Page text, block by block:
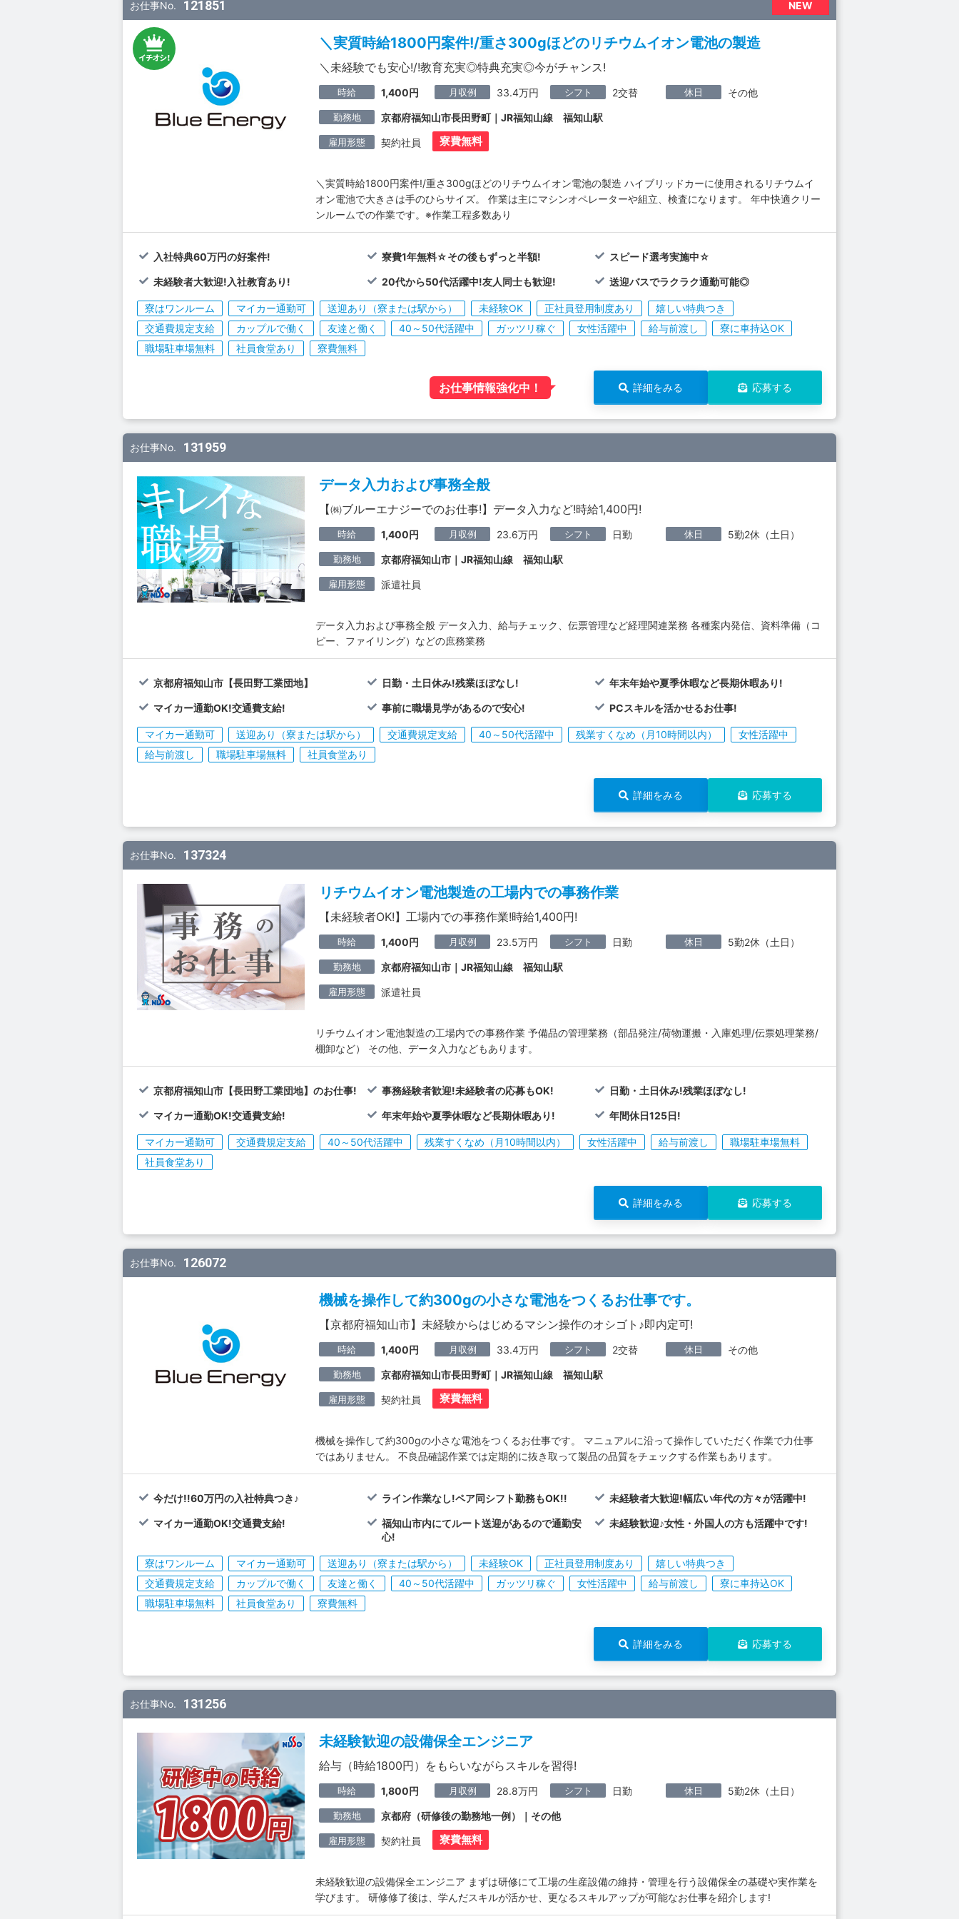
NEW
お仕事No. 121851
＼実質時給1800円案件!/重さ300gほどのリチウムイオン電池の製造
＼未経験でも安心!/!教育充実◎特典充実◎今がチャンス!
時給 1,400円 月収例 33.4万円 シフト 2交替 休日 その他
勤務地 京都府福知山市長田野町｜JR福知山線 福知山駅
雇用形態 契約社員 寮費無料
＼実質時給1800円案件!/重さ300gほどのリチウムイオン電池の製造 ハイブリッドカーに使用されるリチウムイ
オン電池で大きさは手のひらサイズ。 作業は主にマシンオペレーターや組立、検査になります。 年中快適クリー
ンルームでの作業です。※作業工程多数あり
入社特典60万円の好案件! 寮費1年無料☆その後もずっと半額! スピード選考実施中☆
未経験者大歓迎!入社教育あり! 20代から50代活躍中!友人同士も歓迎! 送迎バスでラクラク通勤可能◎
寮はワンルーム マイカー通勤可 送迎あり（寮または駅から） 未経験OK 正社員登用制度あり
嬉しい特典つき
交通費規定支給
カップルで働く 友達と働く 40～50代活躍中 ガッツリ稼ぐ 女性活躍中 給与前渡し
寮に車持込OK
職場駐車場無料
社員食堂あり 寮費無料
お仕事情報強化中！ 詳細をみる 応募する
お仕事No. 131959
データ入力および事務全般
【㈱ブルーエナジーでのお仕事!】データ入力など!時給1,400円!
時給 1,400円 月収例 23.6万円 シフト 日勤 休日 5勤2休（土日）
勤務地 京都府福知山市｜JR福知山線 福知山駅
雇用形態 派遣社員
データ入力および事務全般 データ入力、給与チェック、伝票管理など経理関連業務 各種案内発信、資料準備（コ
ピー、ファイリング）などの庶務業務
京都府福知山市【長田野工業団地】 日勤・土日休み!残業ほぼなし! 年末年始や夏季休暇など長期休暇あり!
マイカー通勤OK!交通費支給! 事前に職場見学があるので安心! PCスキルを活かせるお仕事!
マイカー通勤可 送迎あり（寮または駅から） 交通費規定支給 40～50代活躍中 残業すくなめ（月10時間以内）
女性活躍中
給与前渡し
職場駐車場無料 社員食堂あり
詳細をみる 応募する
お仕事No. 137324
リチウムイオン電池製造の工場内での事務作業
【未経験者OK!】工場内での事務作業!時給1,400円!
時給 1,400円 月収例 23.5万円 シフト 日勤 休日 5勤2休（土日）
勤務地 京都府福知山市｜JR福知山線 福知山駅
雇用形態 派遣社員
リチウムイオン電池製造の工場内での事務作業 予備品の管理業務（部品発注/荷物運搬・入庫処理/伝票処理業務/
棚卸など） その他、データ入力などもあります。
京都府福知山市【長田野工業団地】のお仕事! 事務経験者歓迎!未経験者の応募もOK! 日勤・土日休み!残業ほぼなし!
マイカー通勤OK!交通費支給! 年末年始や夏季休暇など長期休暇あり! 年間休日125日!
マイカー通勤可 交通費規定支給 40～50代活躍中 残業すくなめ（月10時間以内） 女性活躍中 給与前渡し
職場駐車場無料
社員食堂あり
詳細をみる 応募する
お仕事No. 126072
機械を操作して約300gの小さな電池をつくるお仕事です。
【京都府福知山市】未経験からはじめるマシン操作のオシゴト♪即内定可!
時給 1,400円 月収例 33.4万円 シフト 2交替 休日 その他
勤務地 京都府福知山市長田野町｜JR福知山線 福知山駅
雇用形態 契約社員 寮費無料
機械を操作して約300gの小さな電池をつくるお仕事です。 マニュアルに沿って操作していただく作業で力仕事
ではありません。 不良品確認作業では定期的に抜き取って製品の品質をチェックする作業もあります。
今だけ!!60万円の入社特典つき♪ ライン作業なし!ペア同シフト勤務もOK!! 未経験者大歓迎!幅広い年代の方々が活躍中!
マイカー通勤OK!交通費支給!
福知山市内にてルート送迎があるので通勤安
心!
未経験歓迎♪女性・外国人の方も活躍中です!
寮はワンルーム マイカー通勤可 送迎あり（寮または駅から） 未経験OK 正社員登用制度あり
嬉しい特典つき
交通費規定支給
カップルで働く 友達と働く 40～50代活躍中 ガッツリ稼ぐ 女性活躍中 給与前渡し
寮に車持込OK
職場駐車場無料
社員食堂あり 寮費無料
詳細をみる 応募する
お仕事No. 131256
未経験歓迎の設備保全エンジニア
給与（時給1800円）をもらいながらスキルを習得!
時給 1,800円 月収例 28.8万円 シフト 日勤 休日 5勤2休（土日）
勤務地 京都府（研修後の勤務地一例）｜その他
雇用形態 契約社員 寮費無料
未経験歓迎の設備保全エンジニア まずは研修にて工場の生産設備の維持・管理を行う設備保全の基礎や実作業を
学びます。 研修修了後は、学んだスキルが活かせ、更なるスキルアップが可能なお仕事を紹介します!